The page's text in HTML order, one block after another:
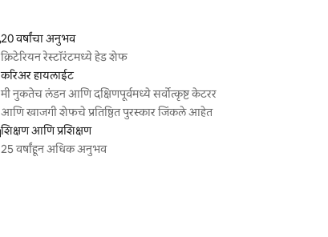
20 वर्षांचा अनुभव
क्रिटेरियन रेस्टॉरंटमध्ये हेड शेफ
करिअर हायलाईट
मी नुकतेच लंडन आणि दक्षिणपूर्वमध्ये सर्वोत्कृष्ट केटरर
आणि खाजगी शेफचे प्रतिष्ठित पुरस्कार जिंकले आहेत
शिक्षण आणि प्रशिक्षण
25 वर्षांहून अधिक अनुभव